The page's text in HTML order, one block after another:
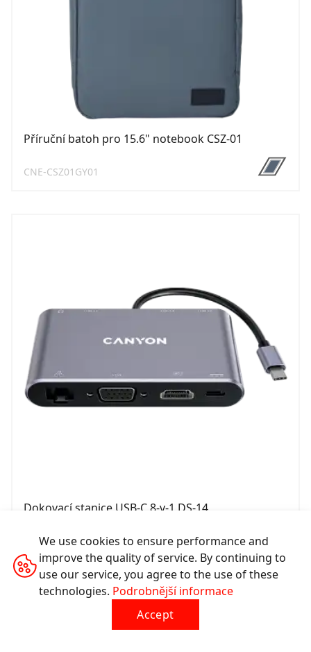
Příruční batoh pro 15.6" notebook CSZ-01
CNE-CSZ01GY01
Dokovací stanice USB-C 8-v-1 DS-14
CNS-TDS14
We use cookies to ensure performance and
improve the quality of service. By continuing to
use our service, you agree to the use of these
technologies. Podrobnější informace
Accept